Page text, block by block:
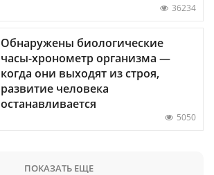
36234
Обнаружены биологические
часы-хронометр организма —
когда они выходят из строя,
развитие человека
останавливается
5050
ПОКАЗАТЬ ЕЩЕ